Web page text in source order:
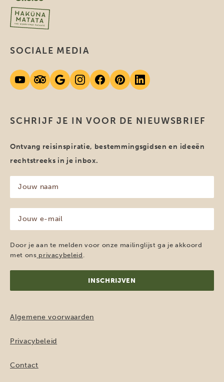
SCHRIJF JE IN VOOR DE NIEUWSBRIEF
Ontvang reisinspiratie, bestemmingsgidsen en ideeën
rechtstreeks in je inbox.
naam
(Vereist)
mailadres
(Vereist)
Door je aan te melden voor onze mailinglijst ga je akkoord
met ons privacybeleid
SOCIALE MEDIA
Algemene voorwaarden
Privacybeleid
Contact